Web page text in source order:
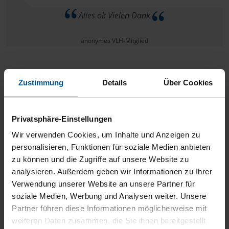
Zustimmung Details Über Cookies
Privatsphäre-Einstellungen
Wir verwenden Cookies, um Inhalte und Anzeigen zu
personalisieren, Funktionen für soziale Medien anbieten
zu können und die Zugriffe auf unsere Website zu
analysieren. Außerdem geben wir Informationen zu Ihrer
Verwendung unserer Website an unsere Partner für
soziale Medien, Werbung und Analysen weiter. Unsere
Partner führen diese Informationen möglicherweise mit
weiteren Daten zusammen, die Sie ihnen bereitgestellt
Alles ok Vielen Dank
anonymes VLH-Mitglied
freundlich. Macht Spaß sich mit ihr zu unterhalten.
anonymes VLH-Mitglied
Wir sind rundum zufrieden mit Ihrer Arbeit.